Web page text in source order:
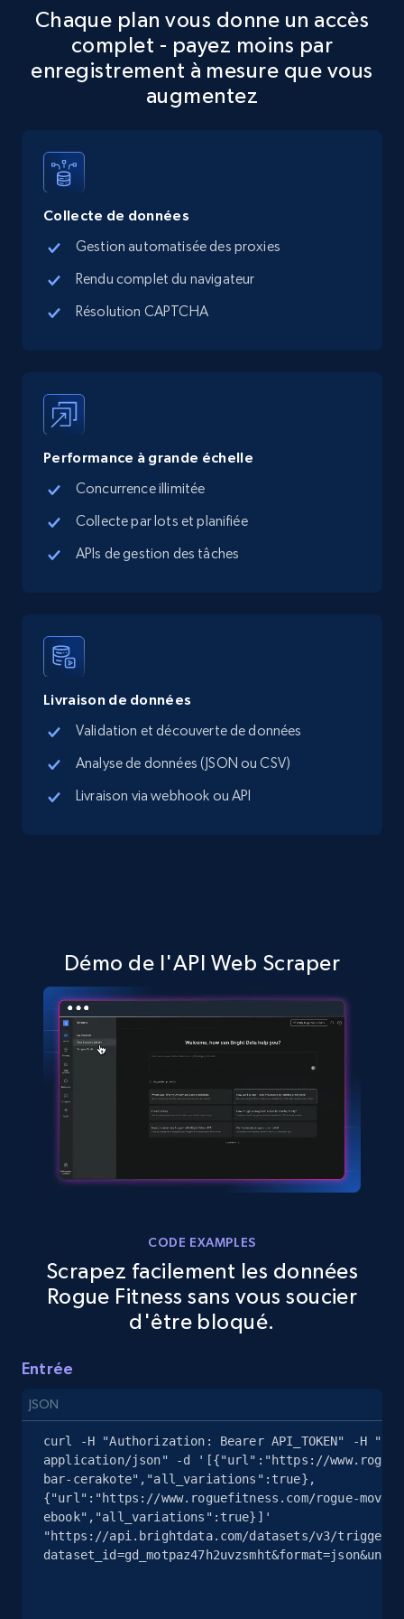
5.6K+
URL, Title, Available, Description, Currency, Initial
price, Final price, Discount percent, and more.
5.4K+ 668+
TikTok Shop - category
5.4K+
TikTok Shop - Collect TikTok shop products
by keywords search
price, Final price, Discount percent, and more.
TikTok Shop - discover records by shop url
URL, Title, Available, Description, Currency, Initial
5.4K+ 668+ Essai gratuit
eBay
URL, Product id, Title, Seller name, Seller rating,
Seller reviews, Breadcrumbs, Root category, and
2.5K+ 359+ Essai gratuit
eBay - Gather data on products using
specified keywords
URL, Product id, Title, Seller name, Seller rating,
more.
eBay - Collect products from shops on eBay
URL, Product id, Title, Seller name, Seller rating,
Seller reviews, Breadcrumbs, Root category, and
Chaque plan vous donne un accès
complet - payez moins par
enregistrement à mesure que vous
augmentez
Collecte de données
Gestion automatisée des proxies
Rendu complet du navigateur
Résolution CAPTCHA
Performance à grande échelle
Concurrence illimitée
Collecte par lots et planifiée
APIs de gestion des tâches
Livraison de données
Validation et découverte de données
Analyse de données (JSON ou CSV)
Livraison via webhook ou API
Démo de l'API Web Scraper
CODE EXAMPLES
Scrapez facilement les données
Rogue Fitness sans vous soucier
d'être bloqué.
Entrée
JSON
curl -H "Authorization: Bearer API_TOKEN" -H
application/json" -d '[{"url":"https://
bar-cerakote","all_variations":true},
{"url":"https://www.roguefitness.com/rogue-
ebook","all_variations":true}]'
"https://api.brightdata.com/datasets/v3/trigger?